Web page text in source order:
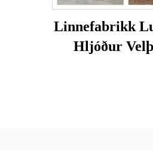
Linnefabrikk
Hljóður